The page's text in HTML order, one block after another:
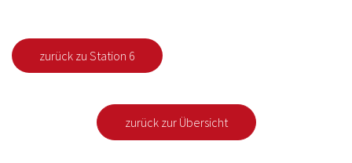
zurück zu Station 6
zurück zur Übersicht